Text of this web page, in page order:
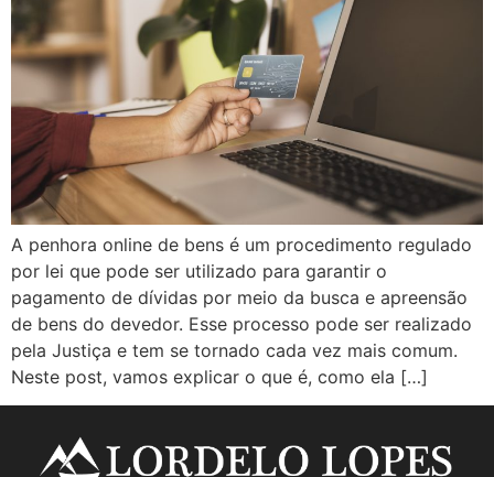
A penhora online de bens é um procedimento regulado
por lei que pode ser utilizado para garantir o
pagamento de dívidas por meio da busca e apreensão
de bens do devedor. Esse processo pode ser realizado
pela Justiça e tem se tornado cada vez mais comum.
Neste post, vamos explicar o que é, como ela […]